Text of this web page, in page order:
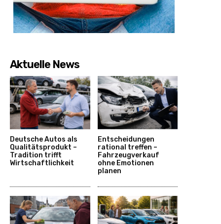
Aktuelle News
Deutsche Autos als
Qualitätsprodukt –
Tradition trifft
Wirtschaftlichkeit
Entscheidungen
rational treffen –
Fahrzeugverkauf
ohne Emotionen
planen